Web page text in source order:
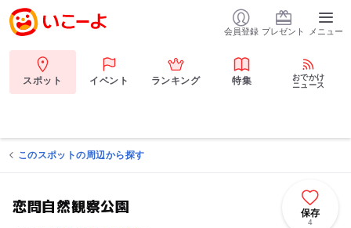
会員登録 プレゼント メニュー
スポット イベント ランキング 特集
おでかけ
ニュース
このスポットの周辺から探す
恋問自然観察公園 保存
4